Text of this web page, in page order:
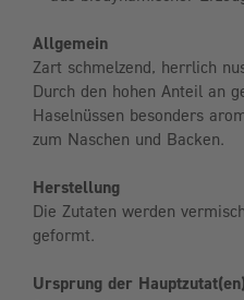
Allgemein
Zart schmelzend, herrlich
Durch den hohen Anteil an
Haselnüssen besonders
zum Naschen und Backen.
Herstellung
Die Zutaten werden
geformt.
Ursprung der